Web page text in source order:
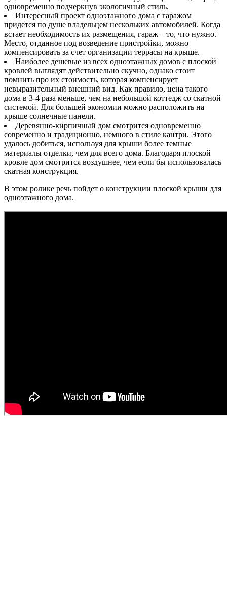
одновременно подчеркнув экологичный стиль.
Интересный проект одноэтажного дома с гаражом
придется по душе владельцем нескольких автомобилей. Когда
встает необходимость их размещения, гараж – то, что нужно.
Место, отданное под возведение пристройки, можно
компенсировать за счет организации террасы на крыше.
Наиболее дешевые из всех одноэтажных домов с плоской
кровлей выглядят действительно скучно, однако стоит
помнить про их стоимость, которая компенсирует
невыразительный внешний вид. Как правило, цена такого
дома в 3-4 раза меньше, чем на небольшой коттедж со скатной
системой. Для большей экономии можно расположить на
крыше солнечные панели.
Деревянно-кирпичный дом смотрится одновременно
современно и традиционно, немного в стиле кантри. Этого
удалось добиться, используя для крыши более темные
материалы отделки, чем для всего дома. Благодаря плоской
кровле дом смотрится воздушнее, чем если бы использовалась
скатная конструкция.
В этом ролике речь пойдет о конструкции плоской крыши для
одноэтажного дома.